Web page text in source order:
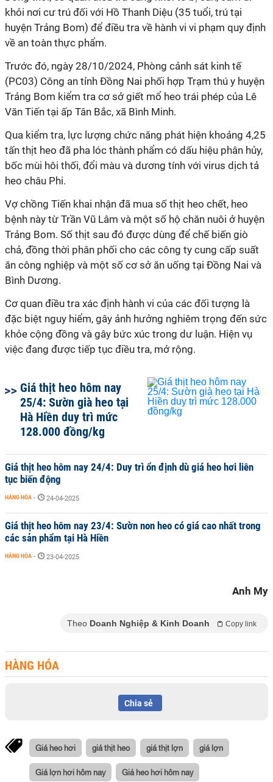
khỏi nơi cư trú đối với Hồ Thanh Diệu (35 tuổi, trú tại
huyện Trảng Bom) để điều tra về hành vi vi phạm quy định
về an toàn thực phẩm.
Trước đó, ngày 28/10/2024, Phòng cảnh sát kinh tế
(PC03) Công an tỉnh Đồng Nai phối hợp Trạm thú y huyện
Trảng Bom kiểm tra cơ sở giết mổ heo trái phép của Lê
Văn Tiến tại ấp Tân Bắc, xã Bình Minh.
Qua kiểm tra, lực lượng chức năng phát hiện khoảng 4,25
tấn thịt heo đã pha lóc thành phẩm có dấu hiệu phân hủy,
bốc mùi hôi thối, đổi màu và dương tính với virus dịch tả
heo châu Phi.
Vợ chồng Tiến khai nhận đã mua số thịt heo chết, heo
bệnh này từ Trần Vũ Lâm và một số hộ chăn nuôi ở huyện
Trảng Bom. Số thịt sau đó được dùng để chế biến giò
chả, đồng thời phân phối cho các công ty cung cấp suất
ăn công nghiệp và một số cơ sở ăn uống tại Đồng Nai và
Bình Dương.
Cơ quan điều tra xác định hành vi của các đối tượng là
đặc biệt nguy hiểm, gây ảnh hưởng nghiêm trọng đến sức
khỏe cộng đồng và gây bức xúc trong dư luận. Hiện vụ
việc đang được tiếp tục điều tra, mở rộng.
Giá thịt heo hôm nay
25/4: Sườn già heo tại
Hà Hiền duy trì mức
128.000 đồng/kg
Giá thịt heo hôm nay 24/4: Duy trì ổn định dù giá heo hơi liên
tục biến động
HÀNG HÓA - 24-04-2025
Giá thịt heo hôm nay 23/4: Sườn non heo có giá cao nhất trong
các sản phẩm tại Hà Hiền
HÀNG HÓA - 23-04-2025
Anh My
Theo Doanh Nghiệp & Kinh Doanh Copy link
HÀNG HÓA
Chia sẻ
Giá heo hơi giá thịt heo giá thịt lợn giá lợn
Giá lợn hơi hôm nay Giá heo hơi hôm nay